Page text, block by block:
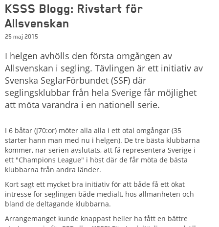
KSSS Blogg: Rivstart för
Allsvenskan
25 maj 2015
I helgen avhölls den första omgången av
Allsvenskan i segling. Tävlingen är ett initiativ av
Svenska SeglarFörbundet (SSF) där
seglingsklubbar från hela Sverige får möjlighet
att möta varandra i en nationell serie.
I 6 båtar (J70:or) möter alla alla i ett otal omgångar (35
starter hann man med nu i helgen). De tre bästa klubbarna
kommer, när serien avslutats, att få representera Sverige i
ett "Champions League" i höst där de får möta de bästa
klubbarna från andra länder.
Kort sagt ett mycket bra initiativ för att både få ett ökat
intresse för seglingen både medialt, hos allmänheten och
bland de deltagande klubbarna.
Arrangemanget kunde knappast heller ha fått en bättre